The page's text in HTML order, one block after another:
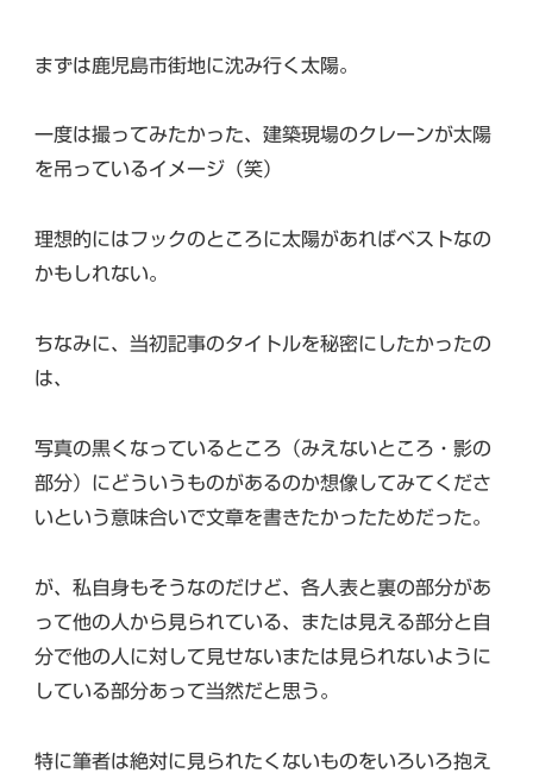
まずは鹿児島市街地に沈み行く太陽。
一度は撮ってみたかった、建築現場のクレーンが太陽
を吊っているイメージ（笑）
理想的にはフックのところに太陽があればベストなの
かもしれない。
ちなみに、当初記事のタイトルを秘密にしたかったの
は、
写真の黒くなっているところ（みえないところ・影の
部分）にどういうものがあるのか想像してみてくださ
いという意味合いで文章を書きたかったためだった。
が、私自身もそうなのだけど、各人表と裏の部分があ
って他の人から見られている、または見える部分と自
分で他の人に対して見せないまたは見られないように
している部分あって当然だと思う。
特に筆者は絶対に見られたくないものをいろいろ抱え